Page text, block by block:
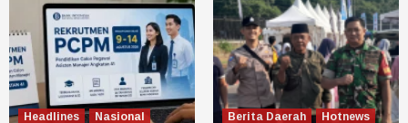
Headlines
Nasional
Berita Daerah
Hotnews